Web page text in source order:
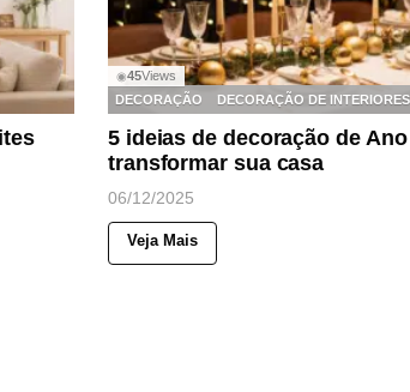
◉45Views
DECORAÇÃO
DECORAÇÃO DE INTERIORES
5 ideias de decoração de
transformar sua casa
06/12/2025
Veja Mais